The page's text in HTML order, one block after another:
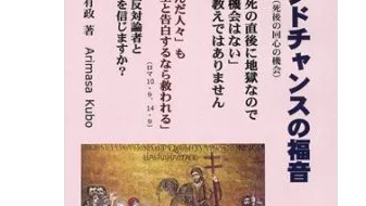
パソコンソフトCD-ROM